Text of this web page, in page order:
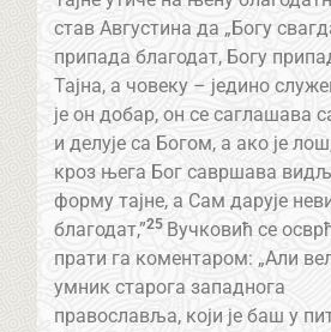
став Августина да „Богу
припада благодат, Богу
Тајна, а човеку – једино
је он добар, он се саглашава
и делује са Богом, а ако је
кроз њега Бог савршава
форму тајне, а Сам дарује
благодат,”25 Вучковић се
прати га коментаром: „Али
умник старога западнога
православља, који је баш у